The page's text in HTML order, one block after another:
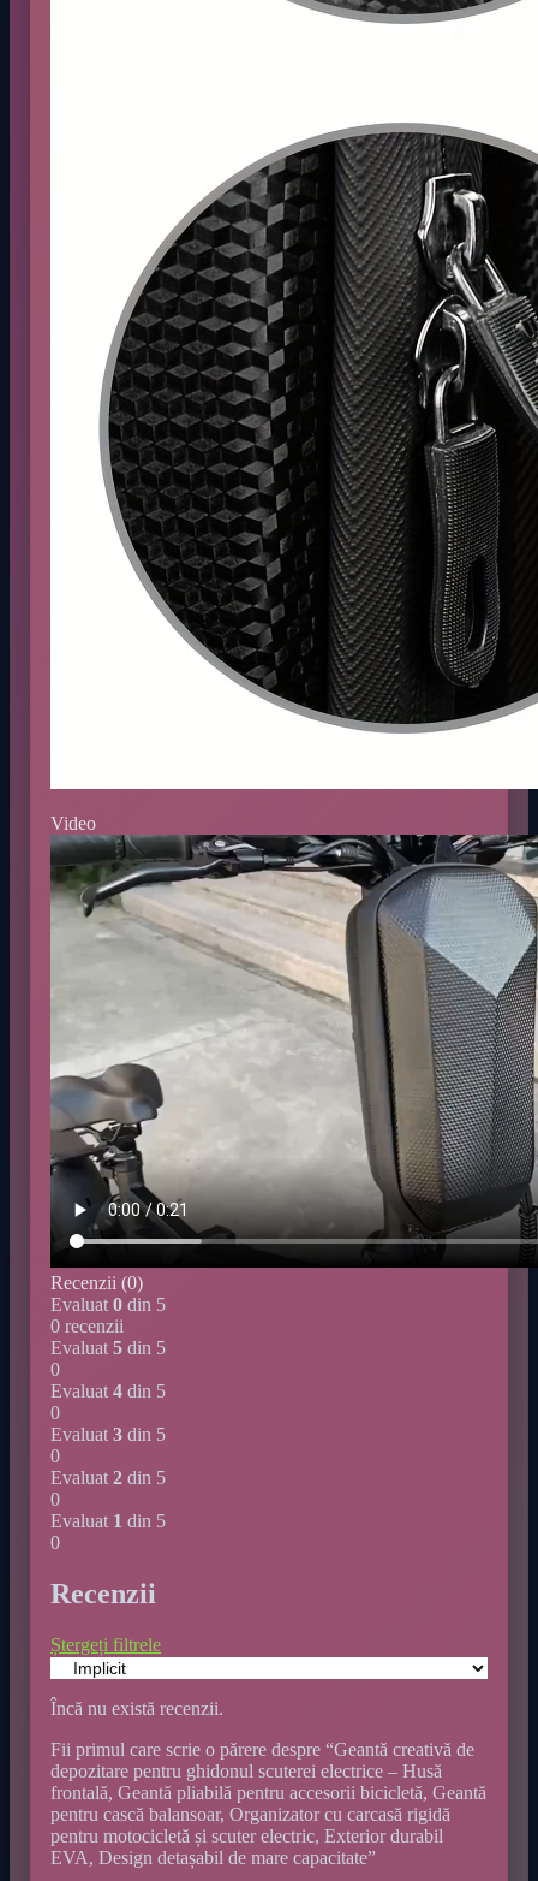
Video
Recenzii (0)
Evaluat 0 din 5
0 recenzii
Evaluat 5 din 5
0
Evaluat 4 din 5
0
Evaluat 3 din 5
0
Evaluat 2 din 5
0
Evaluat 1 din 5
0
Recenzii
Ștergeți filtrele
Încă nu există recenzii.
Fii primul care scrie o părere despre “Geantă creativă de
depozitare pentru ghidonul scuterei electrice – Husă
frontală, Geantă pliabilă pentru accesorii bicicletă, Geantă
pentru cască balansoar, Organizator cu carcasă rigidă
pentru motocicletă și scuter electric, Exterior durabil
EVA, Design detașabil de mare capacitate”